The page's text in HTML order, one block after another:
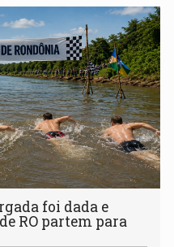
foi dada e
RO partem para